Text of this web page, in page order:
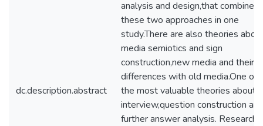
dc.description.abstract
analysis and design,that combines
these two approaches in one
study.There are also theories
media semiotics and sign
construction,new media and their
differences with old media.One of
the most valuable theories about
interview,question construction and
further answer analysis. Research